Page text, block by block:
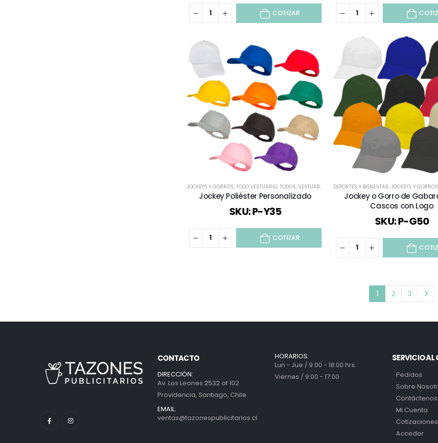
COTIZAR
JOCKEYS Y GORROS, TODO VESTUARIO, TODOS, VESTUARIO CORPORATIVO
Jockey Poliéster Personalizado
SKU: P-Y35
COTIZAR
DEPORTES Y BIENESTAR, JOCKEYS Y GORROS
Jockey o Gorro de
Cascos con Logo
SKU: P-G50
1 2 3
CONTACTO
DIRECCIÓN:
Av. Los Leones 2532 of 102
Providencia, Santiago, Chile
EMAIL:
ventas@tazonespublicitarios.cl
HORARIOS:
Lun - Jue / 9:00 - 18:00 hrs.
Viernes / 9:00 - 17:00
SERVICIO AL
Pedidos
Sobre
Contáctenos
Mi Cuenta
Cotizaciones
Acceder